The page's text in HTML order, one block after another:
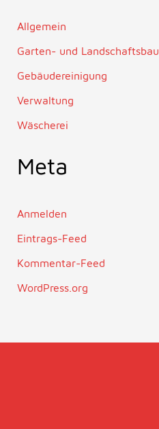
Allgemein
Garten- und Landschaftsbau
Gebäudereinigung
Verwaltung
Wäscherei
Meta
Anmelden
Eintrags-Feed
Kommentar-Feed
WordPress.org